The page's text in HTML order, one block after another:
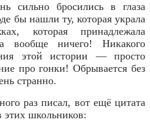
сильно бросились в глаза
бы нашли ту, которая украла
которая принадлежала
ничего! Никакого
этой истории — просто
про гонки! Обрывается без
странно.
раз писал, вот ещё цитата
школьников: